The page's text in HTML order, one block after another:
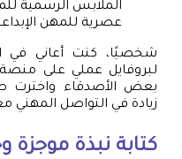
الملابس الرسمية
عصرية للمهن
شخصيًا، كنت أعاني في
لبروفايل عملي على
بعض الأصدقاء واخترت
زيادة في التواصل المهني
كتابة نبذة